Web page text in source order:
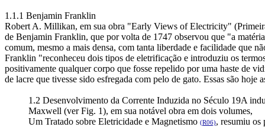
1.1.1 Benjamin Franklin
Robert A. Millikan, em sua obra "Early Views of Electricity"
de Benjamin Franklin, que por volta de 1747 observou que "a
comum, mesmo a mais densa, com tanta liberdade e facilidade que
Franklin "reconheceu dois tipos de eletrificação e introduziu os
positivamente qualquer corpo que fosse repelido por uma haste de
de lacre que tivesse sido esfregada com pelo de gato. Essas são
1.2 Desenvolvimento da Corrente Induzida no Século 19A
Maxwell (ver Fig. 1), em sua notável obra em dois volumes,
Um Tratado sobre Eletricidade e Magnetismo (R06), resumiu os